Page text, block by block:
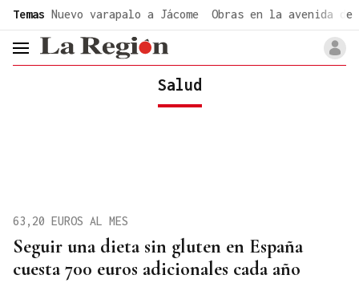
Temas Nuevo varapalo a Jácome Obras en la avenida de
header.menu.open
Salud
Seguir una dieta sin gluten en España
cuesta 700 euros adicionales cada año
63,20 EUROS AL MES